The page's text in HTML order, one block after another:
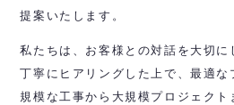
提案いたします。
私たちは、お客様との対話を大切
丁寧にヒアリングした上で、最適
規模な工事から大規模プロジェク